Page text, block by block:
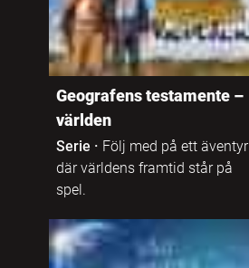
anpassad
utbildning
Geografens testamente –
världen
Serie · Följ med på ett äventyr
där världens framtid står på
spel.